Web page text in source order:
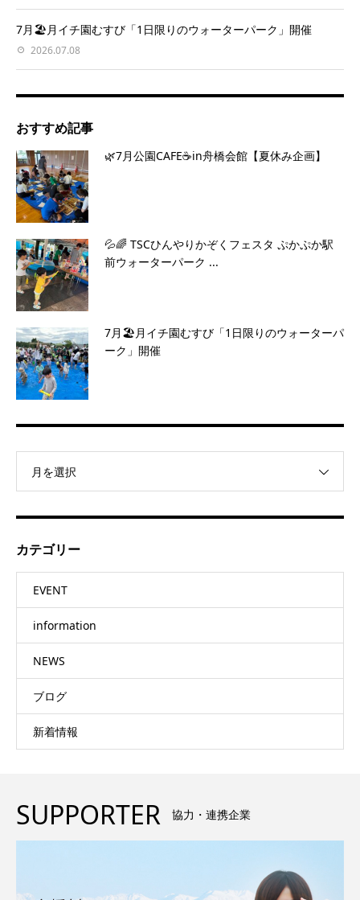
7月🏖️月イチ園むすび「1日限りのウォーターパーク」開催
2026.07.08
おすすめ記事
🌿7月公園CAFE☕️in舟橋会館【夏休み企画】
💦🌈 TSCひんやりかぞくフェスタ ぷかぷか駅
前ウォーターパーク ...
7月🏖️月イチ園むすび「1日限りのウォーターパ
ーク」開催
月を選択
カテゴリー
EVENT
information
NEWS
ブログ
新着情報
SUPPORTER 協力・連携企業